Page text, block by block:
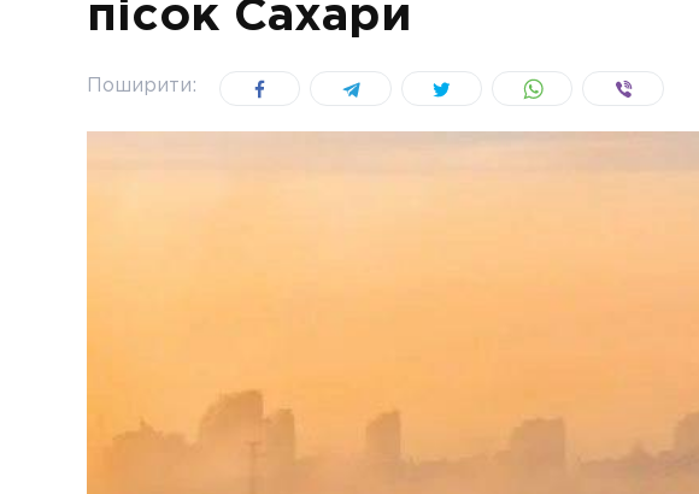
пісок Сахари
Поширити: